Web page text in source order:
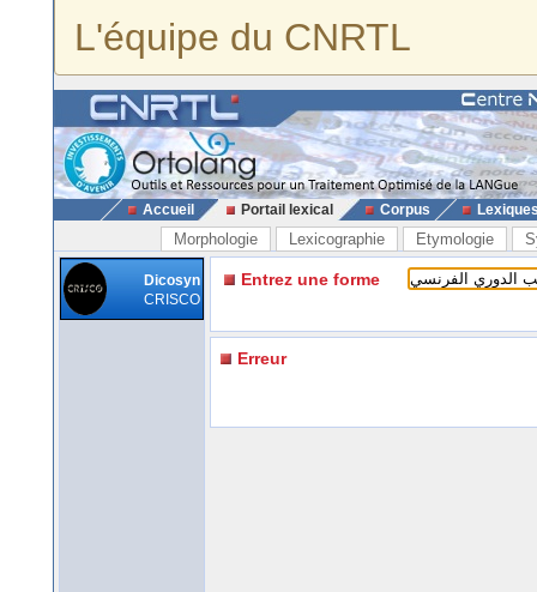
L'équipe du CNRTL
Accueil Portail lexical Corpus
Morphologie Lexicographie Etymologie
Dicosyn
CRISCO
Entrez une forme
Erreur